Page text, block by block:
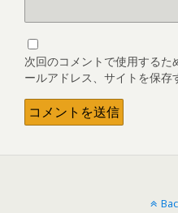
次回のコメントで使用するた
ールアドレス、サイトを保存